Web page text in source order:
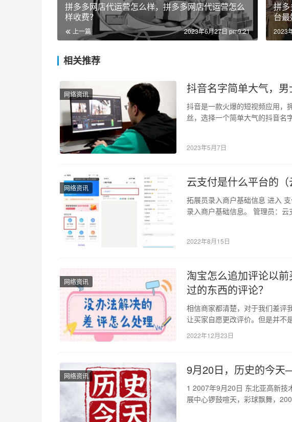
拼多多网店代运营怎么样，拼多多网店代运营怎么
样收费？
上一篇 2023年6月27日 pm9:21
拼
台最
2023
相关推荐
网络资讯 抖音名字简单大气，男
抖音是一款火爆的短视频应用，
丝，选择一个简单大气的抖音名
2023年5月7日
网络资讯 云支付是什么平台的（
拓展员录入商户基础信息 进入
录入商户基础信息。 管理员：
2022年8月15日
网络资讯
淘宝怎么追加评论以
过的东西的评论？
相信商家都清楚，对于我们差评
让买家自愿更改评价。但是并不
评给我们店铺带来严重影响的情…
2022年12月23日
网络资讯 9月20日，历史的今
1 2007年9月20日 东北亚高新技
展中心锣鼓喧天，彩球飘舞，